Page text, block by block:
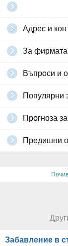
Адрес и
За фирмата
Въпроси и
Популярни
Прогноза
Предишни
Забавление в